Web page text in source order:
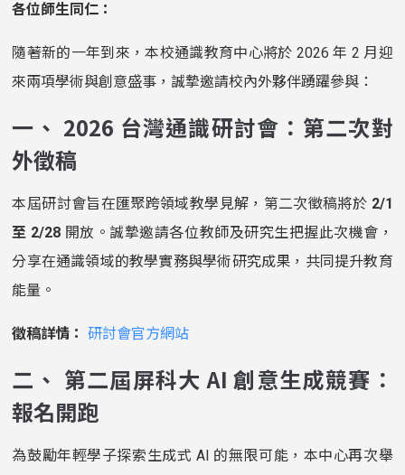
各位師生同仁：
隨著新的一年到來，本校通識教育中心將於 2026 年 2 月迎
來兩項學術與創意盛事，誠摯邀請校內外夥伴踴躍參與：
一、 2026 台灣通識研討會：第二次對
外徵稿
本屆研討會旨在匯聚跨領域教學見解，第二次徵稿將於 2/1
至 2/28 開放。誠摯邀請各位教師及研究生把握此次機會，
分享在通識領域的教學實務與學術研究成果，共同提升教育
能量。
徵稿詳情： 研討會官方網站
二、 第二屆屏科大 AI 創意生成競賽：
報名開跑
為鼓勵年輕學子探索生成式 AI 的無限可能，本中心再次舉